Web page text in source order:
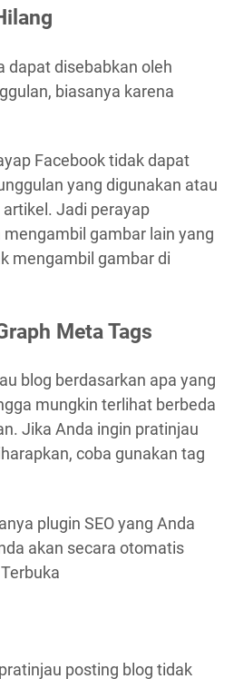
dapat disebabkan oleh
biasanya karena
Facebook tidak dapat
yang digunakan atau
Jadi perayap
gambar lain yang
mengambil gambar di
Meta Tags
blog berdasarkan apa yang
mungkin terlihat berbeda
Jika Anda ingin pratinjau
coba gunakan tag
plugin SEO yang Anda
akan secara otomatis
posting blog tidak